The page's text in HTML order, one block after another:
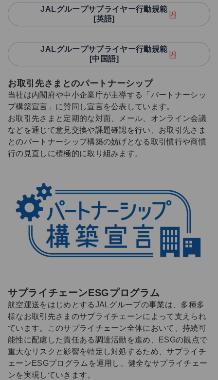
JALグループサプライヤー行動規範
[英語]
JALグループサプライヤー行動規範
[中国語]
お取引先さまとのパートナーシップ
当社は内閣府や中小企業庁が主導する「パートナーシッ
プ構築宣言」に賛同し宣言を公表しています。
お取引先さまと定期的な対面、メール、オンライン会議
などを通じて意見交換や課題確認を行い、お取引先さま
とのパートナーシップ構築の妨げとなる取引慣行や商慣
行の見直しに積極的に取り組みます。
サプライチェーンESGプログラム
航空運送をはじめとするJALグループの事業は、多種多
様なお取引先さまのサプライチェーンによって支えられ
ています。このサプライチェーン全体において、持続可
能性に配慮した責任ある調達活動を進め、ESGの観点で
重大なリスクと影響を特定し対処するため、サプライチ
ェーンESGプログラムを運用し、健全なサプライチェー
ンを実現していきます。